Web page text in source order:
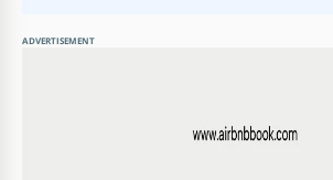
ADVERTISEMENT